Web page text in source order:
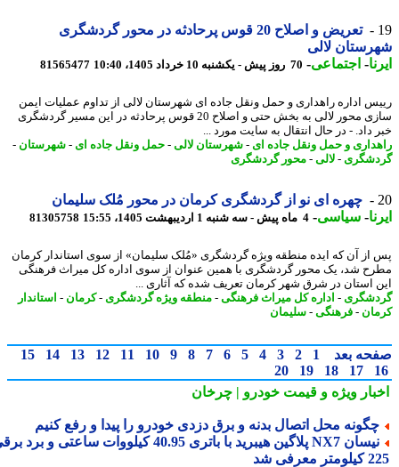
تعریض و اصلاح 20 قوس پرحادثه در محور گردشگری
لالی
-اجتماعی-70 روز پیش - یکشنبه 10 خرداد 1405، 10:40 81565477
اداره راهداری و حمل ونقل جاده ای شهرستان لالی از تداوم عملیات ایمن
سازی محور لالی به بخش حتی و اصلاح 20 قوس پرحادثه در این مسیر گردشگری
داد. - در ﺣﺎل اﻧﺘﻘﺎل ﺑﻪ ﺳﺎﯾﺖ ﻣﻮرد ...
و حمل ونقل جاده ای- شهرستان لالی -حمل ونقل جاده ای- شهرستان-
- لالی -محور گردشگری
چهره ای نو از گردشگری کرمان در محور مُلک سلیمان
-سیاسی-4 ماه پیش - سه شنبه 1 اردیبهشت 1405، 15:55 81305758
آن که ایده منطقه ویژه گردشگری «مُلک سلیمان» از سوی استاندار کرمان
شد، یک محور گردشگری با همین عنوان از سوی اداره کل میراث فرهنگی
استان در شرق شهر کرمان تعریف شده که آثاری ...
- اداره کل میراث فرهنگی-منطقه ویژه گردشگری- کرمان -استاندار
-فرهنگی-سلیمان
بعد 1
2
3
4
5
6
7
8
9
10
11
12
13
14
15
17
18
19
20
ویژهو قیمت خودرو | چرخان
محل اتصال بدنه و برق دزدی خودرو را پیدا و رفع کنیم
نیسان NX7 پلاگین هیبرید با باتری 40.95 کیلووات ساعتی و برد برقی